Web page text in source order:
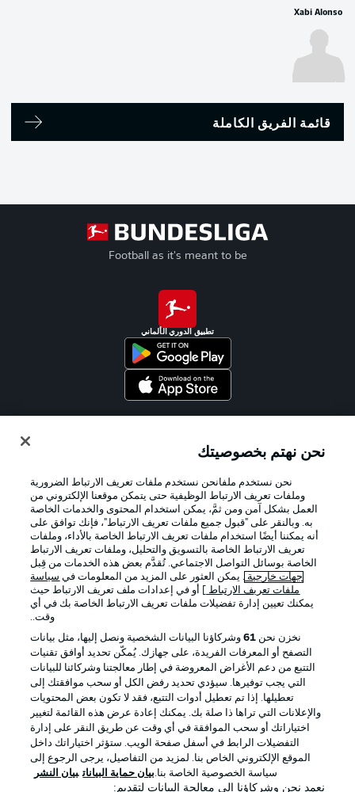
Xabi Alonso
قائمة الفريق الكاملة
Football as it's meant to be
تطبيق الدوري الألماني
الإعلانات الإخطارات القانونية
شروط الاستخدام القنوات الناقلة
الوظائف جهة النشر
تواصل معنا اللاعبون
نحن نهتم بخصوصيتك
نحن نستخدم ملفانحن نستخدم ملفات تعريف الارتباط الضرورية
وملفات تعريف الارتباط الوظيفية حتى يتمكن موقعنا الإلكتروني من
العمل بشكل آمن ومن ثمَّ، يمكن استخدام المحتوى والخدمات الخاصة
به. وبالنقر على "قبول جميع ملفات تعريف الارتباط"، فإنك توافق على
أنه يمكننا أيضًا استخدام ملفات تعريف الارتباط الخاصة بالأداء، وملفات
تعريف الارتباط الخاصة بالتسويق والتحليل، وملفات تعريف الارتباط
الخاصة بوسائل التواصل الاجتماعي. تُقدَّم بعض هذه الخدمات من قِبل
جهات خارجية . يمكن العثور على المزيد من المعلومات في سياسة
ملفات تعريف الارتباط
] أو في إعدادات ملف تعريف الارتباط حيث
يمكنك تعيين إدارة تفضيلات ملفات تعريف الارتباط الخاصة بك في أي
وقت..
نخزن نحن 61وشركاؤنا البيانات الشخصية ونصل إليها، مثل بيانات
التصفح أو المعرفات الفريدة، على جهازك. يُمكّن تحديد أوافق تقنيات
التتبع من دعم الأغراض المعروضة في إطار معالجتنا وشركائنا للبيانات
التي يجب توفيرها. سيؤدي تحديد رفض الكل أو سحب موافقتك إلى
تعطيلها. إذا تم تعطيل أدوات التتبع، فقد لا تكون بعض المحتويات
والإعلانات التي تراها ذا صلة بك. يمكنك إعادة عرض هذه القائمة لتغيير
اختياراتك أو سحب الموافقة في أي وقت عن طريق النقر على إدارة
التفضيلات الرابط في أسفل صفحة الويب. ستؤثر اختياراتك داخل
الموقع الإلكتروني الخاص بنا. لمزيد من التفاصيل، يرجى الرجوع إلى
سياسة الخصوصية الخاصة بنا.بيان حماية البيانات بيان النشر
نعمد نحن وشركاؤنا إلى معالجة البيانات لتقديم: